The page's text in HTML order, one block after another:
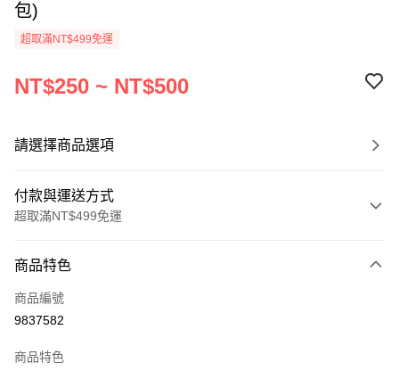
包)
超取滿NT$499免運
NT$250 ~ NT$500
請選擇商品選項
付款與運送方式
超取滿NT$499免運
信用卡一次付款
超商取貨付款
運送方式
商品特色
商品編號
9837582
商品特色